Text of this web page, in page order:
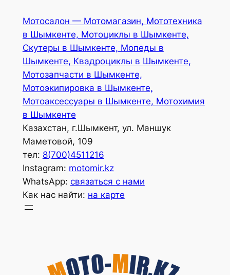
содержимому
Мотосалон — Мотомагазин, Мототехника
в Шымкенте, Мотоциклы в Шымкенте,
Скутеры в Шымкенте, Мопеды в
Шымкенте, Квадроциклы в Шымкенте,
Мотозапчасти в Шымкенте,
Мотоэкипировка в Шымкенте,
Мотоаксессуары в Шымкенте, Мотохимия
в Шымкенте
Казахстан, г.Шымкент, ул. Маншук
Маметовой, 109
тел: 8(700)4511216
Instagram: motomir.kz
WhatsApp: связаться с нами
Как нас найти: на карте